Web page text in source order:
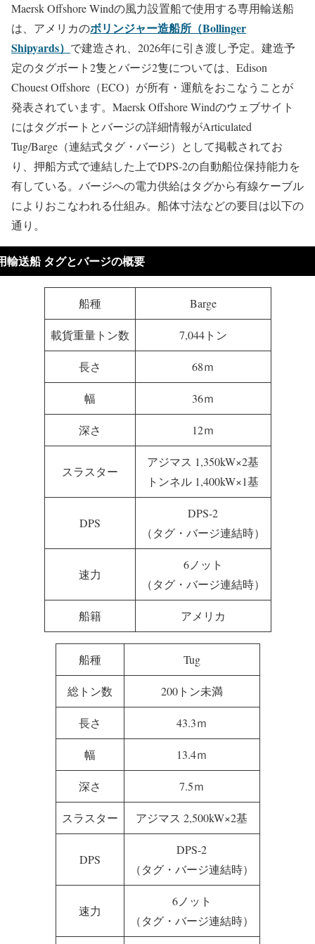
Maersk Offshore Windの風力設置船で使用する専用輸送船
は、アメリカのボリンジャー造船所（Bollinger
Shipyards） で建造され、2026年に引き渡し予定。建造予
定のタグボート2隻とバージ2隻については、Edison
Chouest Offshore（ECO）が所有・運航をおこなうことが
発表されています。Maersk Offshore Windのウェブサイト
にはタグボートとバージの詳細情報がArticulated
Tug/Barge（連結式タグ・バージ）として掲載されてお
り、押船方式で連結した上でDPS-2の自動船位保持能力を
有している。バージへの電力供給はタグから有線ケーブル
によりおこなわれる仕組み。船体寸法などの要目は以下の
通り。
輸送船 タグとバージの概要
船種 Barge
載貨重量トン数 7,044トン
長さ 68ｍ
幅 36ｍ
深さ 12ｍ
スラスター
アジマス 1,350kW×2基
トンネル 1,400kW×1基
DPS
DPS-2
（タグ・バージ連結時）
速力
6ノット
（タグ・バージ連結時）
船籍 アメリカ
船種 Tug
総トン数 200トン未満
長さ 43.3ｍ
幅 13.4ｍ
深さ 7.5ｍ
スラスター アジマス 2,500kW×2基
DPS
DPS-2
（タグ・バージ連結時）
速力
6ノット
（タグ・バージ連結時）